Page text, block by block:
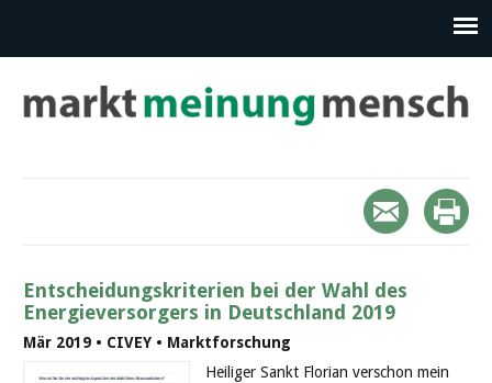
Entscheidungskriterien bei der Wahl des
Energieversorgers in Deutschland 2019
Mär 2019 • CIVEY • Marktforschung
Heiliger Sankt Florian verschon mein